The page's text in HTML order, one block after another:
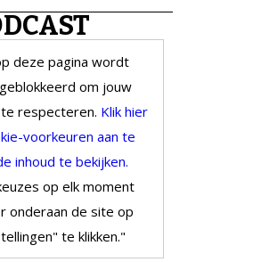
deze pagina wordt
om jouw
respecteren. Klik hier
voorkeuren aan te
inhoud te bekijken.
op elk moment
onderaan de site op
te klikken."